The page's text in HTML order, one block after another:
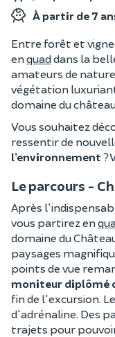
À partir de 7
Entre forêt et
enquaddans la
amateurs de
végétation
domaine du
Vous souhaitez
ressentir de
l’environnement ?
Le parcours -
Après
vous partirez en
domaine du
paysages
points de vue
moniteur diplômé
fin de l'excursion.
d'adrénaline. Des
trajets pour